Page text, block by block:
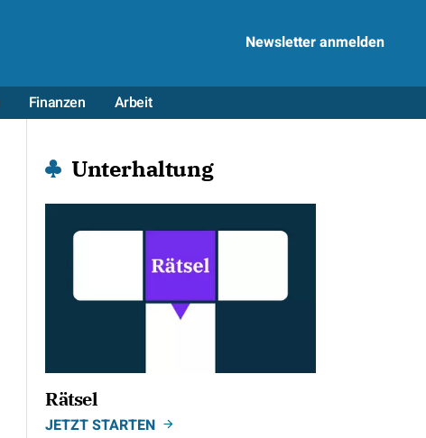
Newsletter anmelden
Finanzen Arbeit
Unterhaltung
Rätsel
JETZT STARTEN